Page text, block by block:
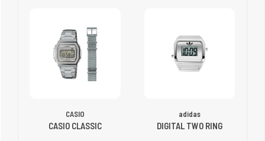
CASIO
CASIO CLASSIC
adidas
DIGITAL TWO RING